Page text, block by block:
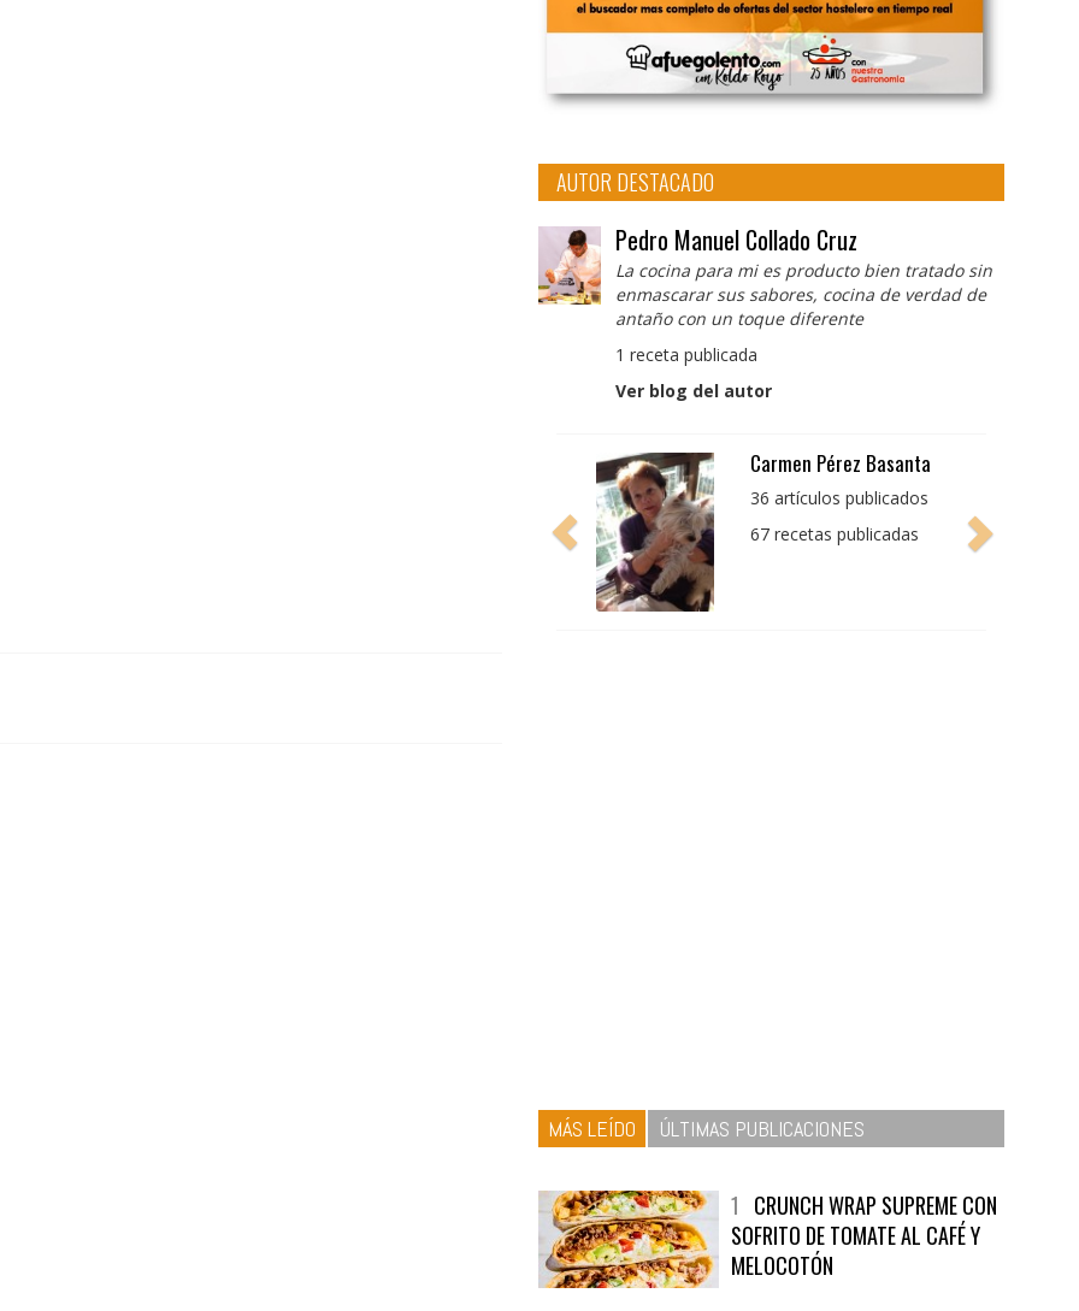
AUTOR DESTACADO
Pedro Manuel Collado Cruz
La cocina para mi es producto bien tratado sin
enmascarar sus sabores, cocina de verdad de
antaño con un toque diferente
1 receta publicada
Ver blog del autor
Pedro Manuel Collado
Cruz
producto bien tratado
MÁS LEÍDO ÚLTIMAS PUBLICACIONES